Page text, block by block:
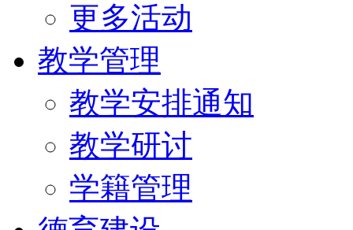
更多活动
教学管理
教学安排通知
教学研讨
学籍管理